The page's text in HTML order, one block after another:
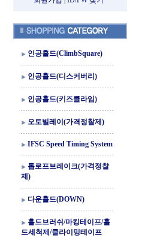
인공홀드(ClimbSquare)
인공홀드(디스커버리)
인공홀드(키즈클라임)
오토빌레이(가격정찰제)
IFSC Speed Timing System
톱로프브레이크(가격정찰
제)
다운홀드(DOWN)
홀드브러쉬/마킹테이프/홀
드세척제/클라이밍테이프